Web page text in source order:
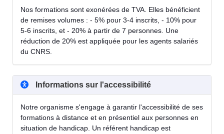
Nos formations sont exonérées de TVA. Elles bénéficient
de remises volumes : - 5% pour 3-4 inscrits, - 10% pour
5-6 inscrits, et - 20% à partir de 7 personnes. Une
réduction de 20% est appliquée pour les agents salariés
du CNRS.
Informations sur l'accessibilité
Notre organisme s'engage à garantir l'accessibilité de ses
formations à distance et en présentiel aux personnes en
situation de handicap. Un référent handicap est